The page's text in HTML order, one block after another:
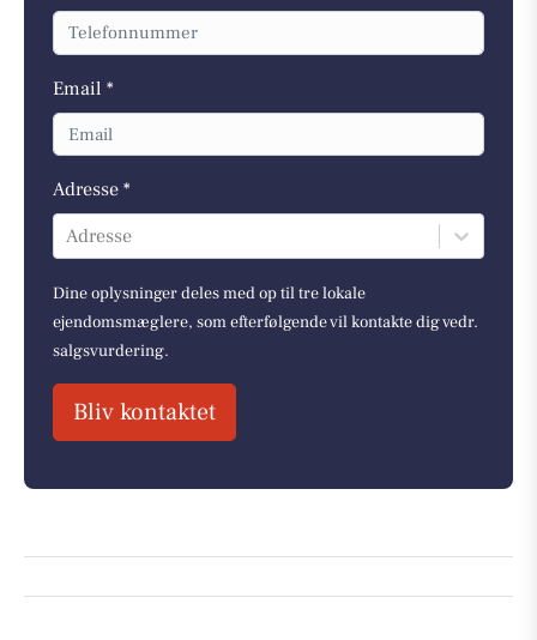
Email *
Adresse *
Adresse
Dine oplysninger deles med op til tre lokale
ejendomsmæglere, som efterfølgende vil kontakte dig vedr.
salgsvurdering.
Bliv kontaktet